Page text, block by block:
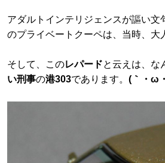
アダルトインテリジェンスが謳い文
のプライベートクーペは、当時、大
そして、このレパードと云えは、な
い刑事の港303であります。 (｀・ω